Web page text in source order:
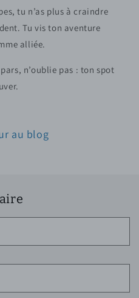
tu n’as plus à craindre
Tu vis ton aventure
alliée.
n’oublie pas : ton spot
au blog